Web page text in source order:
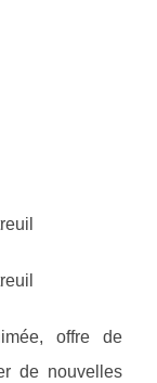
offre de
de nouvelles